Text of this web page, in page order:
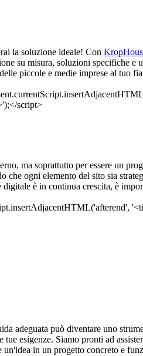
la soluzione ideale! Con
su misura, soluzioni specifiche e
piccole e medie imprese al tuo
ma soprattutto per essere un
che ogni elemento del sito sia
è in continua crescita, è
adeguata può diventare uno
esigenze. Siamo pronti ad
in un progetto concreto e